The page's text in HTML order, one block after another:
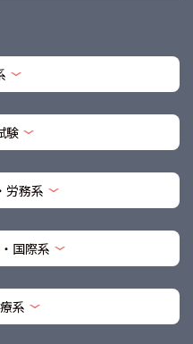
験
労務系
国際系
系